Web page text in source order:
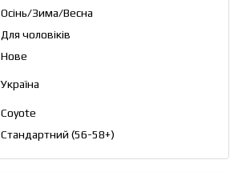
Осінь/Зима/Весна
Для чоловіків
Нове
Україна
Coyote
Стандартний (56-58+)